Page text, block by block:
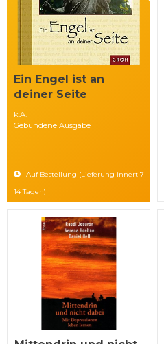
Ein Engel ist an
deiner Seite
k.A.
Gebundene Ausgabe
Auf Bestellung (Lieferung innert 7-
14 Tagen)